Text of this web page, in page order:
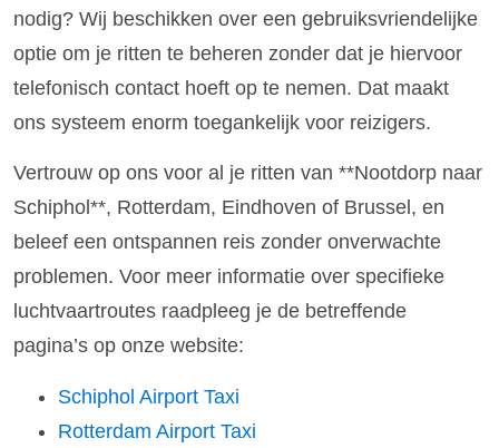
nodig? Wij beschikken over een gebruiksvriendelijke
optie om je ritten te beheren zonder dat je hiervoor
telefonisch contact hoeft op te nemen. Dat maakt
ons systeem enorm toegankelijk voor reizigers.
Vertrouw op ons voor al je ritten van **Nootdorp naar
Schiphol**, Rotterdam, Eindhoven of Brussel, en
beleef een ontspannen reis zonder onverwachte
problemen. Voor meer informatie over specifieke
luchtvaartroutes raadpleeg je de betreffende
pagina’s op onze website:
Schiphol Airport Taxi
Rotterdam Airport Taxi